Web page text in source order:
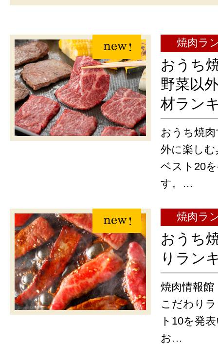
焼肉ラ
おうち
野菜以
材ラン
おうち焼
外に楽し
ベスト20
す。…
焼肉ラ
おうち
りラン
焼肉情報
こだわり
ト10を発
お…